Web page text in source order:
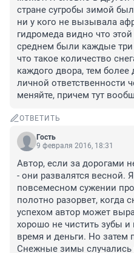
стране сугробы зимой
ни у кого не вызывала
гидромеда видно что
среднем были каждые
что такое количество
каждого двора, тем более
личной ответственности
меняйте, причем тут
ОТВЕТИТЬ
Гость
9 февраля 2016, 18:31
Автор, если за дорогами
- они развалятся весной.
повсемесном сужении
полотно разорвет, когда
успехом автор может
хорошо не чистить зубы
время и деньги. Но затем
Снежные зимы случались